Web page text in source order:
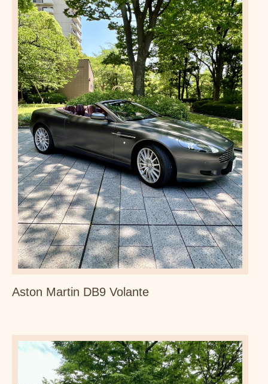
Aston Martin DB9 Volante